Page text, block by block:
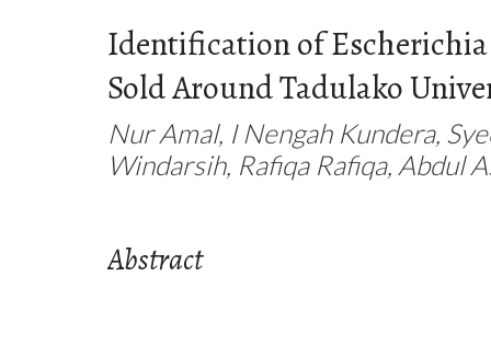
Identification of
Sold Around Tadulako
Nur Amal, I Nengah Kundera,
Windarsih, Rafiqa Rafiqa, Abdul
Abstract